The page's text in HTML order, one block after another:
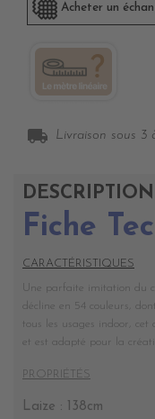
Acheter un
local_shipping Livraison sous 3
DESCRIPTION
Fiche
CARACTÉRISTIQUES
Une parfaite imitation du
décline en 54 couleurs,
tous les usages indoor, cet
et est adapté pour la
PROPRIÉTÉS
Laize : 138cm